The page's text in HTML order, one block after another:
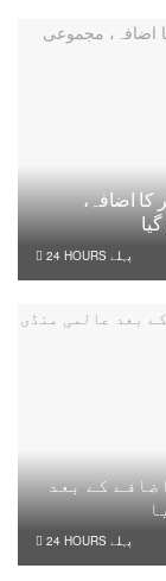
3 کروڑ 25 لاکھ ڈالر کا اضافہ،
24 HOURS پہلے
کے بعد
24 HOURS پہلے